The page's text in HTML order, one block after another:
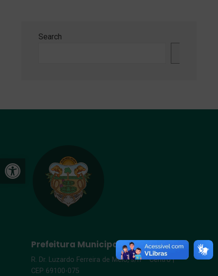
Open toolbar
Search
Prefeitura Municipal de Itacoatiara
R. Dr. Luzardo Ferreira de Melo, s/n – Centro |
CEP 69100-075